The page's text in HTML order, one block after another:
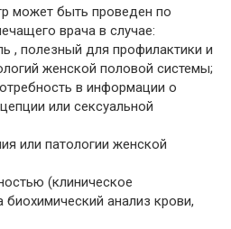
может быть проведен по
врача в случае:
, полезный для профилактики и
женской половой системы;
в информации о
или сексуальной
или патологии женской
(клиническое
анализ крови,